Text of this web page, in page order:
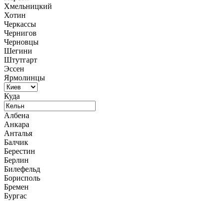
Хмельницкий
Хотин
Черкассы
Чернигов
Черновцы
Шегини
Штутгарт
Эссен
Ярмолинцы
Куда
Албена
Анкара
Анталья
Балчик
Берестин
Берлин
Билефельд
Борисполь
Бремен
Бургас